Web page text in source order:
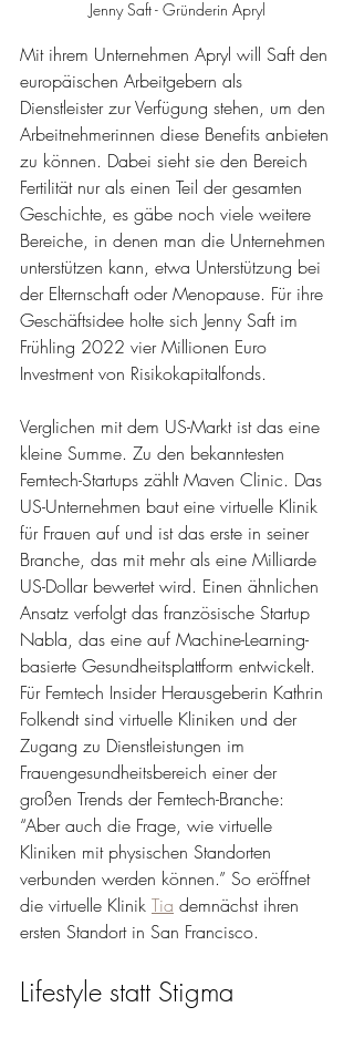
Jenny Saft - Gründerin Apryl
Mit ihrem Unternehmen Apryl will Saft den
europäischen Arbeitgebern als
Dienstleister zur Verfügung stehen, um den
Arbeitnehmerinnen diese Benefits anbieten
zu können. Dabei sieht sie den Bereich
Fertilität nur als einen Teil der gesamten
Geschichte, es gäbe noch viele weitere
Bereiche, in denen man die Unternehmen
unterstützen kann, etwa Unterstützung bei
der Elternschaft oder Menopause. Für ihre
Geschäftsidee holte sich Jenny Saft im
Frühling 2022 vier Millionen Euro
Investment von Risikokapitalfonds.
Verglichen mit dem US-Markt ist das eine
kleine Summe. Zu den bekanntesten
Femtech-Startups zählt Maven Clinic. Das
US-Unternehmen baut eine virtuelle Klinik
für Frauen auf und ist das erste in seiner
Branche, das mit mehr als eine Milliarde
US-Dollar bewertet wird. Einen ähnlichen
Ansatz verfolgt das französische Startup
Nabla, das eine auf Machine-Learning-
basierte Gesundheitsplattform entwickelt.
Für Femtech Insider Herausgeberin Kathrin
Folkendt sind virtuelle Kliniken und der
Zugang zu Dienstleistungen im
Frauengesundheitsbereich einer der
großen Trends der Femtech-Branche:
“Aber auch die Frage, wie virtuelle
Kliniken mit physischen Standorten
verbunden werden können.” So eröffnet
die virtuelle Klinik Tia demnächst ihren
ersten Standort in San Francisco.
Lifestyle statt Stigma